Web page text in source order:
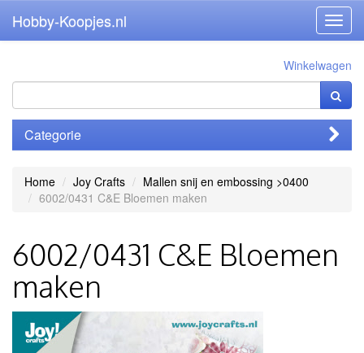
Hobby-Koopjes.nl
Winkelwagen
Categorie
Home Joy Crafts
Mallen snij en embossing >0400
6002/0431 C&E Bloemen maken
6002/0431 C&E Bloemen
maken